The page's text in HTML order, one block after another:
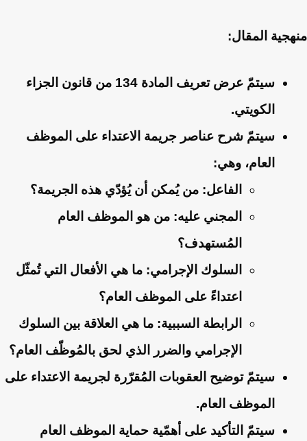
منهجية المقال:
سيتمّ عرض تعريف المادة 134 من قانون الجزاء
الكويتي.
سيتمّ شرح عناصر جريمة الاعتداء على الموظف
العام، وهي:
الفاعل: من يُمكن أن يُؤدّي هذه الجريمة؟
المجني عليه: من هو الموظف العام
المُستهدف؟
السلوك الإجرامي: ما هي الأفعال التي تُمثّل
اعتداءً على الموظف العام؟
الرابطة السببية: ما هي العلاقة بين السلوك
الإجرامي والضرر الذي لحق بالمُوظّف العام؟
سيتمّ توضيح العقوبات المُقرّرة لجريمة الاعتداء على
الموظف العام.
سيتمّ التأكيد على أهمّية حماية الموظف العام